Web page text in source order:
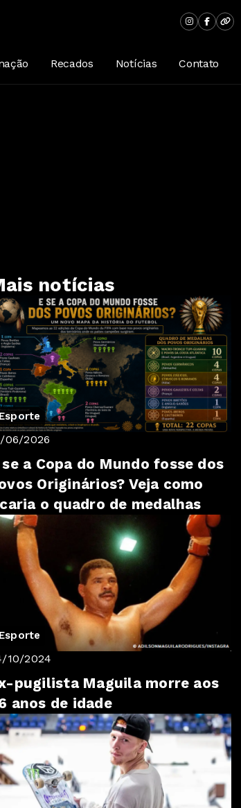
parte 1 5778049828719438843
Recados Notícias Contato
notícias
Esporte
06/2026
se a Copa do Mundo fosse dos
Originários? Veja como
o quadro de medalhas
Esporte
10/2024
pugilista Maguila morre aos
anos de idade